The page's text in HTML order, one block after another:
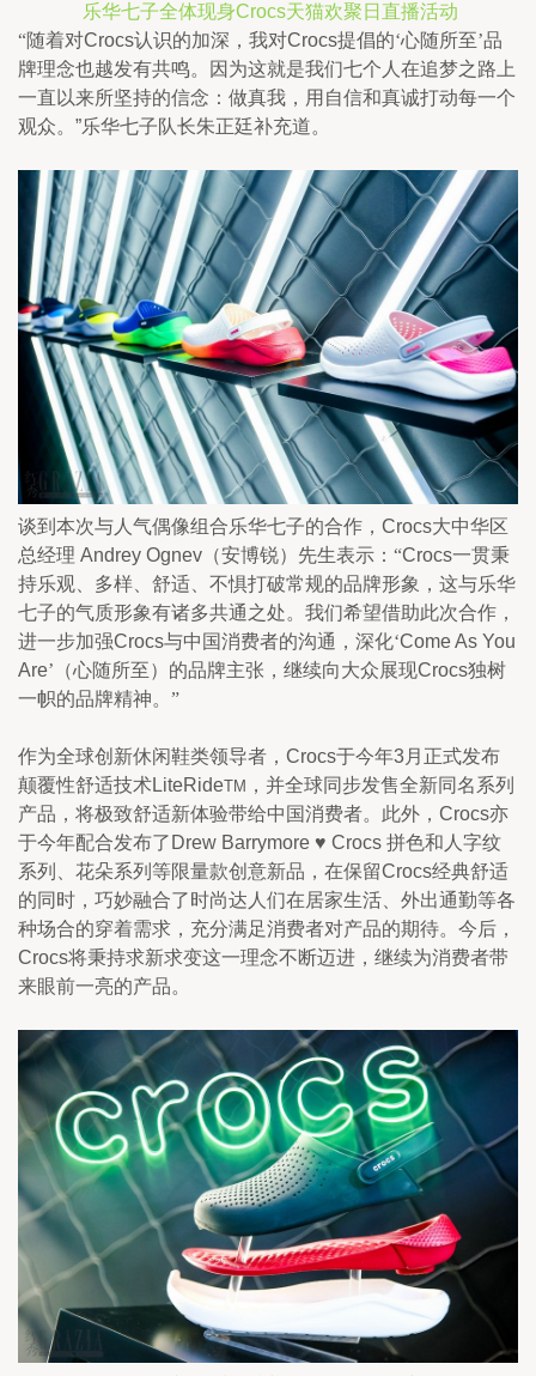
乐华七子全体现身Crocs天猫欢聚日直播活动
“随着对Crocs认识的加深，我对Crocs提倡的‘心随所至’品
牌理念也越发有共鸣。因为这就是我们七个人在追梦之路上
一直以来所坚持的信念：做真我，用自信和真诚打动每一个
观众。 ”乐华七子队长朱正廷补充道。
谈到本次与人气偶像组合乐华七子的合作， Crocs大中华区
总经理 Andrey Ognev （安博锐）先生表示：“Crocs一贯秉
持乐观、多样、舒适、不惧打破常规的品牌形象，这与乐华
七子的气质形象有诸多共通之处。我们希望借助此次合作，
进一步加强Crocs与中国消费者的沟通，深化‘Come As You
Are’（心随所至）的品牌主张，继续向大众展现Crocs独树
一帜的品牌精神。”
作为全球创新休闲鞋类领导者， Crocs于今年3月正式发布
颠覆性舒适技术LiteRideTM ，并全球同步发售全新同名系列
产品，将极致舒适新体验带给中国消费者。此外， Crocs亦
于今年配合发布了 Drew Barrymore ♥ Crocs 拼色和人字纹
系列、花朵系列等限量款创意新品，在保留Crocs经典舒适
的同时，巧妙融合了时尚达人们在居家生活、外出通勤等各
种场合的穿着需求，充分满足消费者对产品的期待。今后，
Crocs将秉持求新求变这一理念不断迈进，继续为消费者带
来眼前一亮的产品。